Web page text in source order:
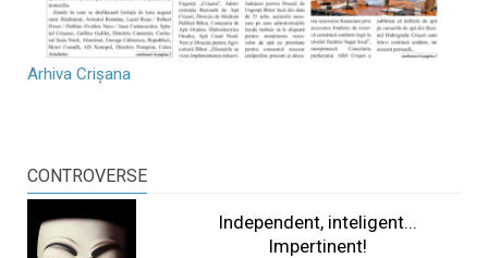
Arhiva Crișana
CONTROVERSE
Independent, inteligent...
Impertinent!